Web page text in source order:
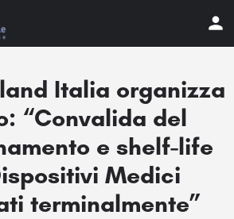
Italia organizza
“Convalida del
e shelf-life
Medici
terminalmente”